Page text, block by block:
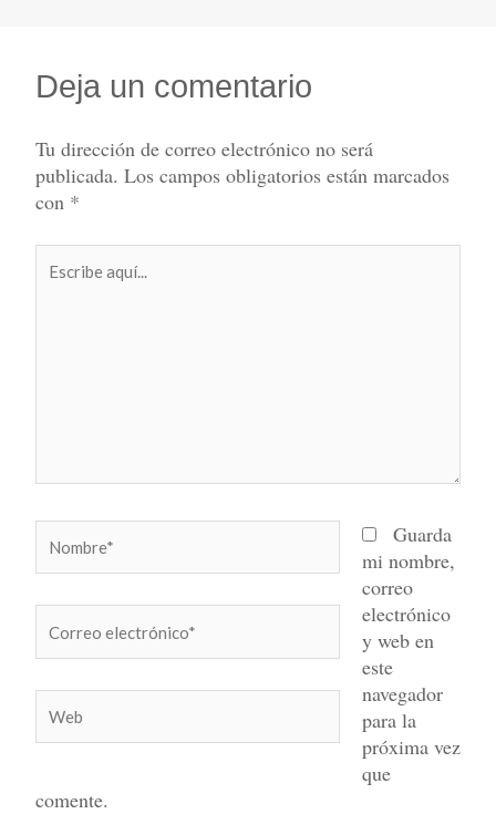
Deja un comentario
Tu dirección de correo electrónico no será
publicada. Los campos obligatorios están marcados
con *
aquí...
electrónico*
Guarda
mi nombre,
correo
electrónico
y web en
este
navegador
para la
próxima vez
que
comente.